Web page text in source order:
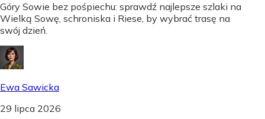
Góry Sowie bez pośpiechu: sprawdź najlepsze szlaki na
Wielką Sowę, schroniska i Riese, by wybrać trasę na
swój dzień.
Ewa Sawicka
29 lipca 2026